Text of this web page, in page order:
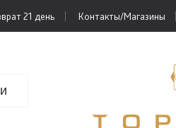
21 день Контакты/Магазины